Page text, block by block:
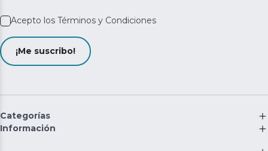
Acepto los Términos y Condiciones
¡Me suscribo!
Categorías
Información